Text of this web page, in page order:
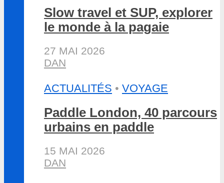
Slow travel et SUP, explorer
le monde à la pagaie
27 MAI 2026
DAN
ACTUALITÉS • VOYAGE
Paddle London, 40 parcours
urbains en paddle
15 MAI 2026
DAN